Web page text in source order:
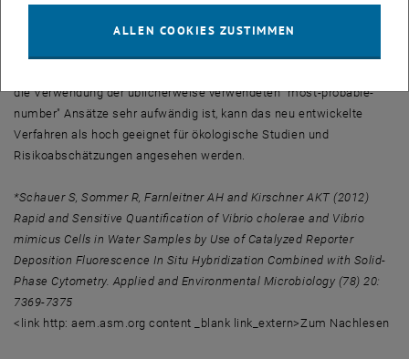
natürlichen Umweltproben. Von der Probenahme bis zum Ergebnis
dauert das Verfahren weniger als 24 Stunden. Da für die
die Verwendung der üblicherweise verwendeten "most-probable-
number" Ansätze sehr aufwändig ist, kann das neu entwickelte
Verfahren als hoch geeignet für ökologische Studien und
Risikoabschätzungen angesehen werden.
*Schauer S, Sommer R, Farnleitner AH and Kirschner AKT (2012)
Rapid and Sensitive Quantification of Vibrio cholerae and Vibrio
mimicus Cells in Water Samples by Use of Catalyzed Reporter
Deposition Fluorescence In Situ Hybridization Combined with Solid-
Phase Cytometry. Applied and Environmental Microbiology (78) 20:
7369-7375
<link http: aem.asm.org content _blank link_extern>Zum Nachlesen
ALLEN COOKIES ZUSTIMMEN